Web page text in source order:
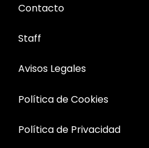
Contacto
Staff
Avisos Legales
Política de Cookies
Política de Privacidad